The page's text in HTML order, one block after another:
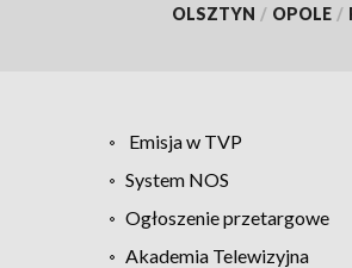
OLSZTYN / OPOLE /
Emisja w TVP
System NOS
Ogłoszenie przetargowe
Akademia Telewizyjna